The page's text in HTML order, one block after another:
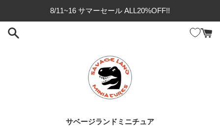
8/11~16 サマーセール ALL20%OFF!!
サベージランドミニチュア